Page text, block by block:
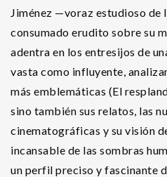
Jiménez —voraz estudioso de
consumado erudito sobre su
adentra en los entresijos de
vasta como influyente,
más emblemáticas (El
sino también sus relatos, las
cinematográficas y su visión
incansable de las sombras
un perfil preciso y fascinante